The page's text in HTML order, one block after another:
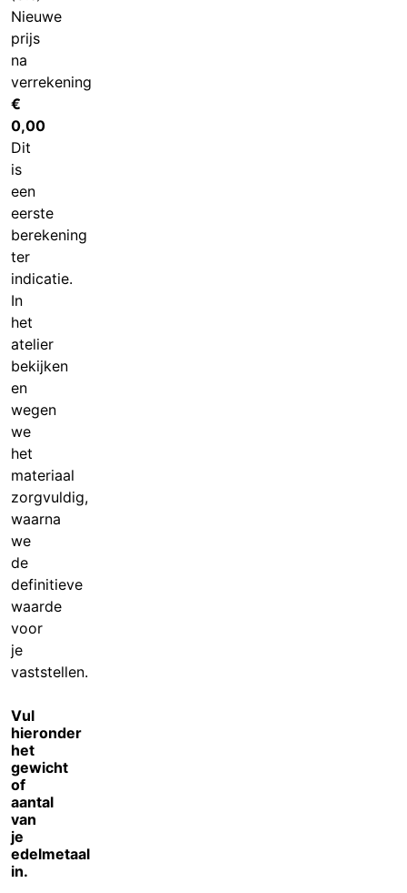
Nieuwe
prijs
na
verrekening
€
0,00
Dit
is
een
eerste
berekening
ter
indicatie.
In
het
atelier
bekijken
en
wegen
we
het
materiaal
zorgvuldig,
waarna
we
de
definitieve
waarde
voor
je
vaststellen.
Vul
hieronder
het
gewicht
of
aantal
van
je
edelmetaal
in.